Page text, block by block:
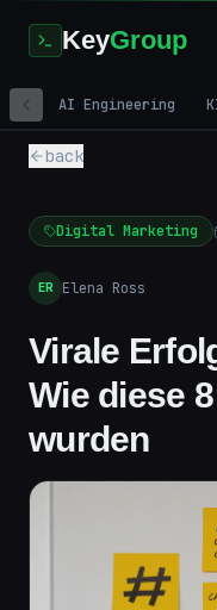
KeyGroup
AI Engineering
back
Digital Marketing
ER Elena Ross
Virale
Wie diese
wurden